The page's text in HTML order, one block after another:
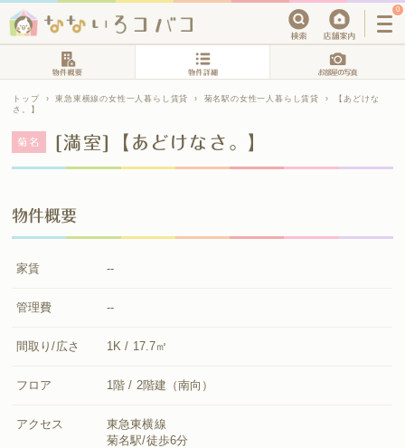
0
トップ › 東急東横線の女性一人暮らし賃貸 › 菊名駅の女性一人暮らし賃貸 ›
【あどけな
さ。】
菊名 [満室]【あどけなさ。】
物件概要
家賃 --
管理費 --
間取り/広さ 1K / 17.7㎡
フロア 1階 / 2階建（南向）
アクセス
東急東横線
菊名駅/徒歩6分